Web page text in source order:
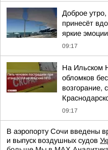
Доброе
принесёт
яркие эмоции
09:17
На Ильском
обломков
возгорание,
09:17
В аэропорту Сочи введены
и выпуск воздушных судов